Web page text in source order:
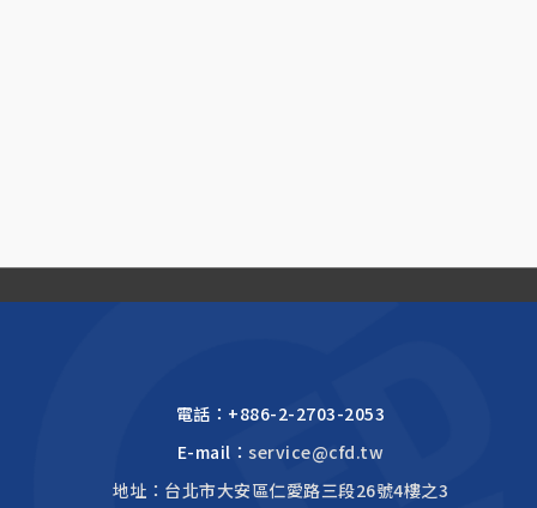
電話： +886-2-2703-2053
E-mail：service@cfd.tw
地址：台北市大安區仁愛路三段26號4樓之3